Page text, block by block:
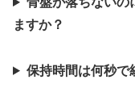
ますか？
保持時間は何秒で